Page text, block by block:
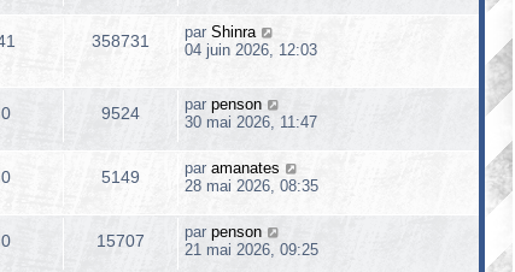
358731 par Shinra
04 juin 2026, 12:03
0 9524 par penson
30 mai 2026, 11:47
0 5149 par amanates
28 mai 2026, 08:35
0 15707 par penson
21 mai 2026, 09:25